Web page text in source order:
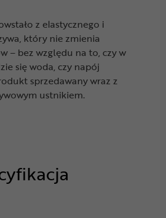
z elastycznego i
który nie zmienia
– bez względu na to, czy w
się woda, czy napój
sprzedawany wraz z
ustnikiem.